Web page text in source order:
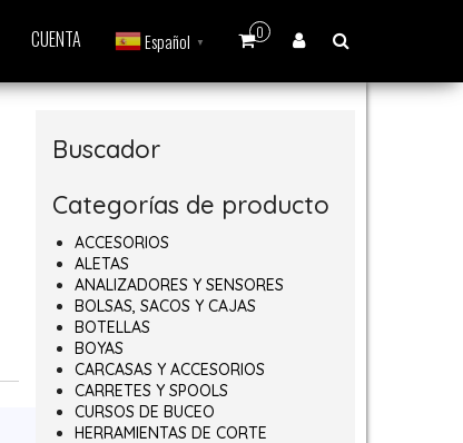
0
CUENTA Español ▼
Buscador
Categorías de producto
ACCESORIOS
ALETAS
ANALIZADORES Y SENSORES
BOLSAS, SACOS Y CAJAS
BOTELLAS
BOYAS
CARCASAS Y ACCESORIOS
CARRETES Y SPOOLS
CURSOS DE BUCEO
HERRAMIENTAS DE CORTE